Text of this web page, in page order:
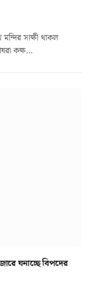
সাক্ষী থাকল
কক্ষ…
ঘনাচ্ছে বিপদের